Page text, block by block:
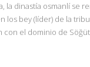
la dinastía osmanlí se
los bey (líder) de la
el dominio de